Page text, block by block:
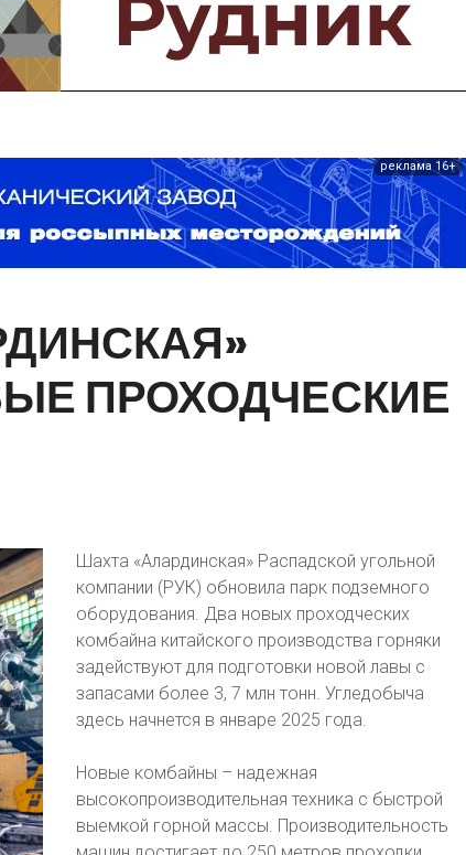
Предприятия и компании
Интервью
Выставки, Конференции
реклама 16+
ПРОХОДЧЕСКИЕ
Шахта «Алардинская» Распадской угольной
компании (РУК) обновила парк подземного
оборудования. Два новых проходческих
комбайна китайского производства горняки
задействуют для подготовки новой лавы с
запасами более 3, 7 млн тонн. Угледобыча
здесь начнется в январе 2025 года.
Новые комбайны – надежная
высокопроизводительная техника с быстрой
выемкой горной массы. Производительность